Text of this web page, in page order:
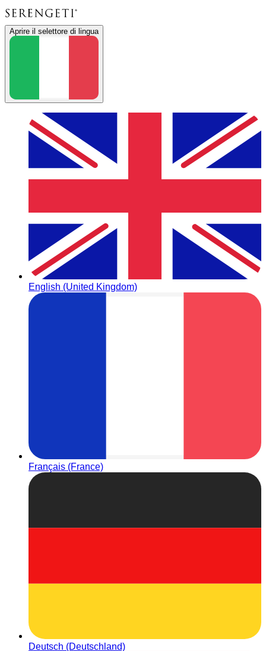
Aprire il selettore di lingua
English (United Kingdom)
Français (France)
Deutsch (Deutschland)